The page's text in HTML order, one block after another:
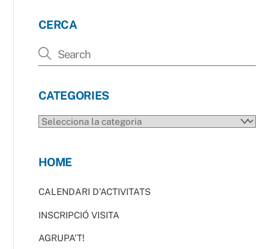
CERCA
CATEGORIES
CATEGORIES
HOME
CALENDARI D’ACTIVITATS
INSCRIPCIÓ VISITA
AGRUPA’T!